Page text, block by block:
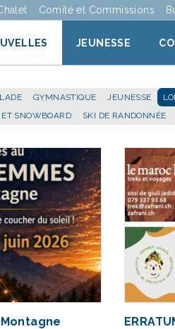
Comité et Commissions
JEUNESSE
GYMNASTIQUE JEUNESSE
SNOWBOARD SKI DE RANDONNÉE